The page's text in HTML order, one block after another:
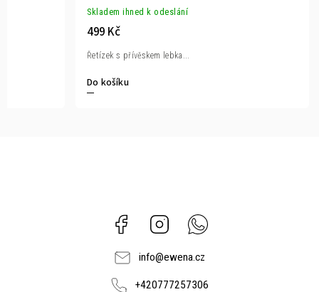
Skladem ihned k odeslání
499 Kč
Do košíku
Řetízek s přívěskem lebka...
Facebook Instagram
info@ewena.cz
+420777257306